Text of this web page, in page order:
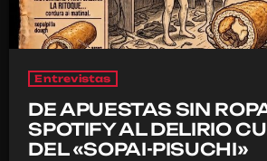
Entrevistas
DE APUESTAS SIN
SPOTIFY AL DELIRIO
DEL «SOPAI-PISUCHI»